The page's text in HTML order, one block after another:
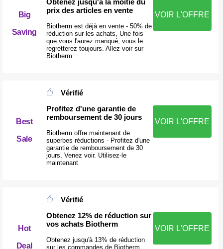
Big
Saving
Obtenez jusqu'à la moitié du
prix des articles en vente
Biotherm est déjà en vente - 50% de
réduction sur les achats, Une fois
que vous l'aurez manqué, vous le
regretterez toujours. Allez voir sur
Biotherm
VOIR L'OFFRE
Best
Sale
Vérifié
Profitez d'une garantie de
remboursement de 30 jours
Biotherm offre maintenant de
superbes réductions - Profitez d'une
garantie de remboursement de 30
jours, Venez voir. Utilisez-le
maintenant
VOIR L'OFFRE
Hot
Deal
Vérifié
Obtenez 12% de réduction sur
vos achats Biotherm
Obtenez jusqu'à 13% de réduction
sur les commandes de Biotherm,
VOIR L'OFFRE